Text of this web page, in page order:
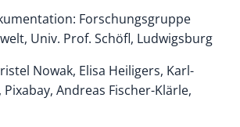
Forschungsgruppe
Univ. Prof. Schöfl, Ludwigsburg
Nowak, Elisa Heiligers, Karl-
Andreas Fischer-Klärle,